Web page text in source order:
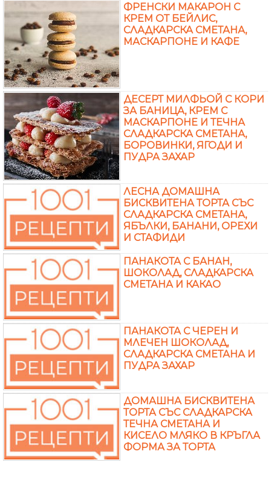
ФРЕНСКИ МАКАРОН С
КРЕМ ОТ БЕЙЛИС,
СЛАДКАРСКА СМЕТАНА,
МАСКАРПОНЕ И КАФЕ
ДЕСЕРТ МИЛФЬОЙ С КОРИ
ЗА БАНИЦА, КРЕМ С
МАСКАРПОНЕ И ТЕЧНА
СЛАДКАРСКА СМЕТАНА,
БОРОВИНКИ, ЯГОДИ И
ПУДРА ЗАХАР
ЛЕСНА ДОМАШНА
БИСКВИТЕНА ТОРТА СЪС
СЛАДКАРСКА СМЕТАНА,
ЯБЪЛКИ, БАНАНИ, ОРЕХИ
И СТАФИДИ
ПАНАКОТА С БАНАН,
ШОКОЛАД, СЛАДКАРСКА
СМЕТАНА И КАКАО
ПАНАКОТА С ЧЕРЕН И
МЛЕЧЕН ШОКОЛАД,
СЛАДКАРСКА СМЕТАНА И
ПУДРА ЗАХАР
ДОМАШНА БИСКВИТЕНА
ТОРТА СЪС СЛАДКАРСКА
ТЕЧНА СМЕТАНА И
КИСЕЛО МЛЯКО В КРЪГЛА
ФОРМА ЗА ТОРТА